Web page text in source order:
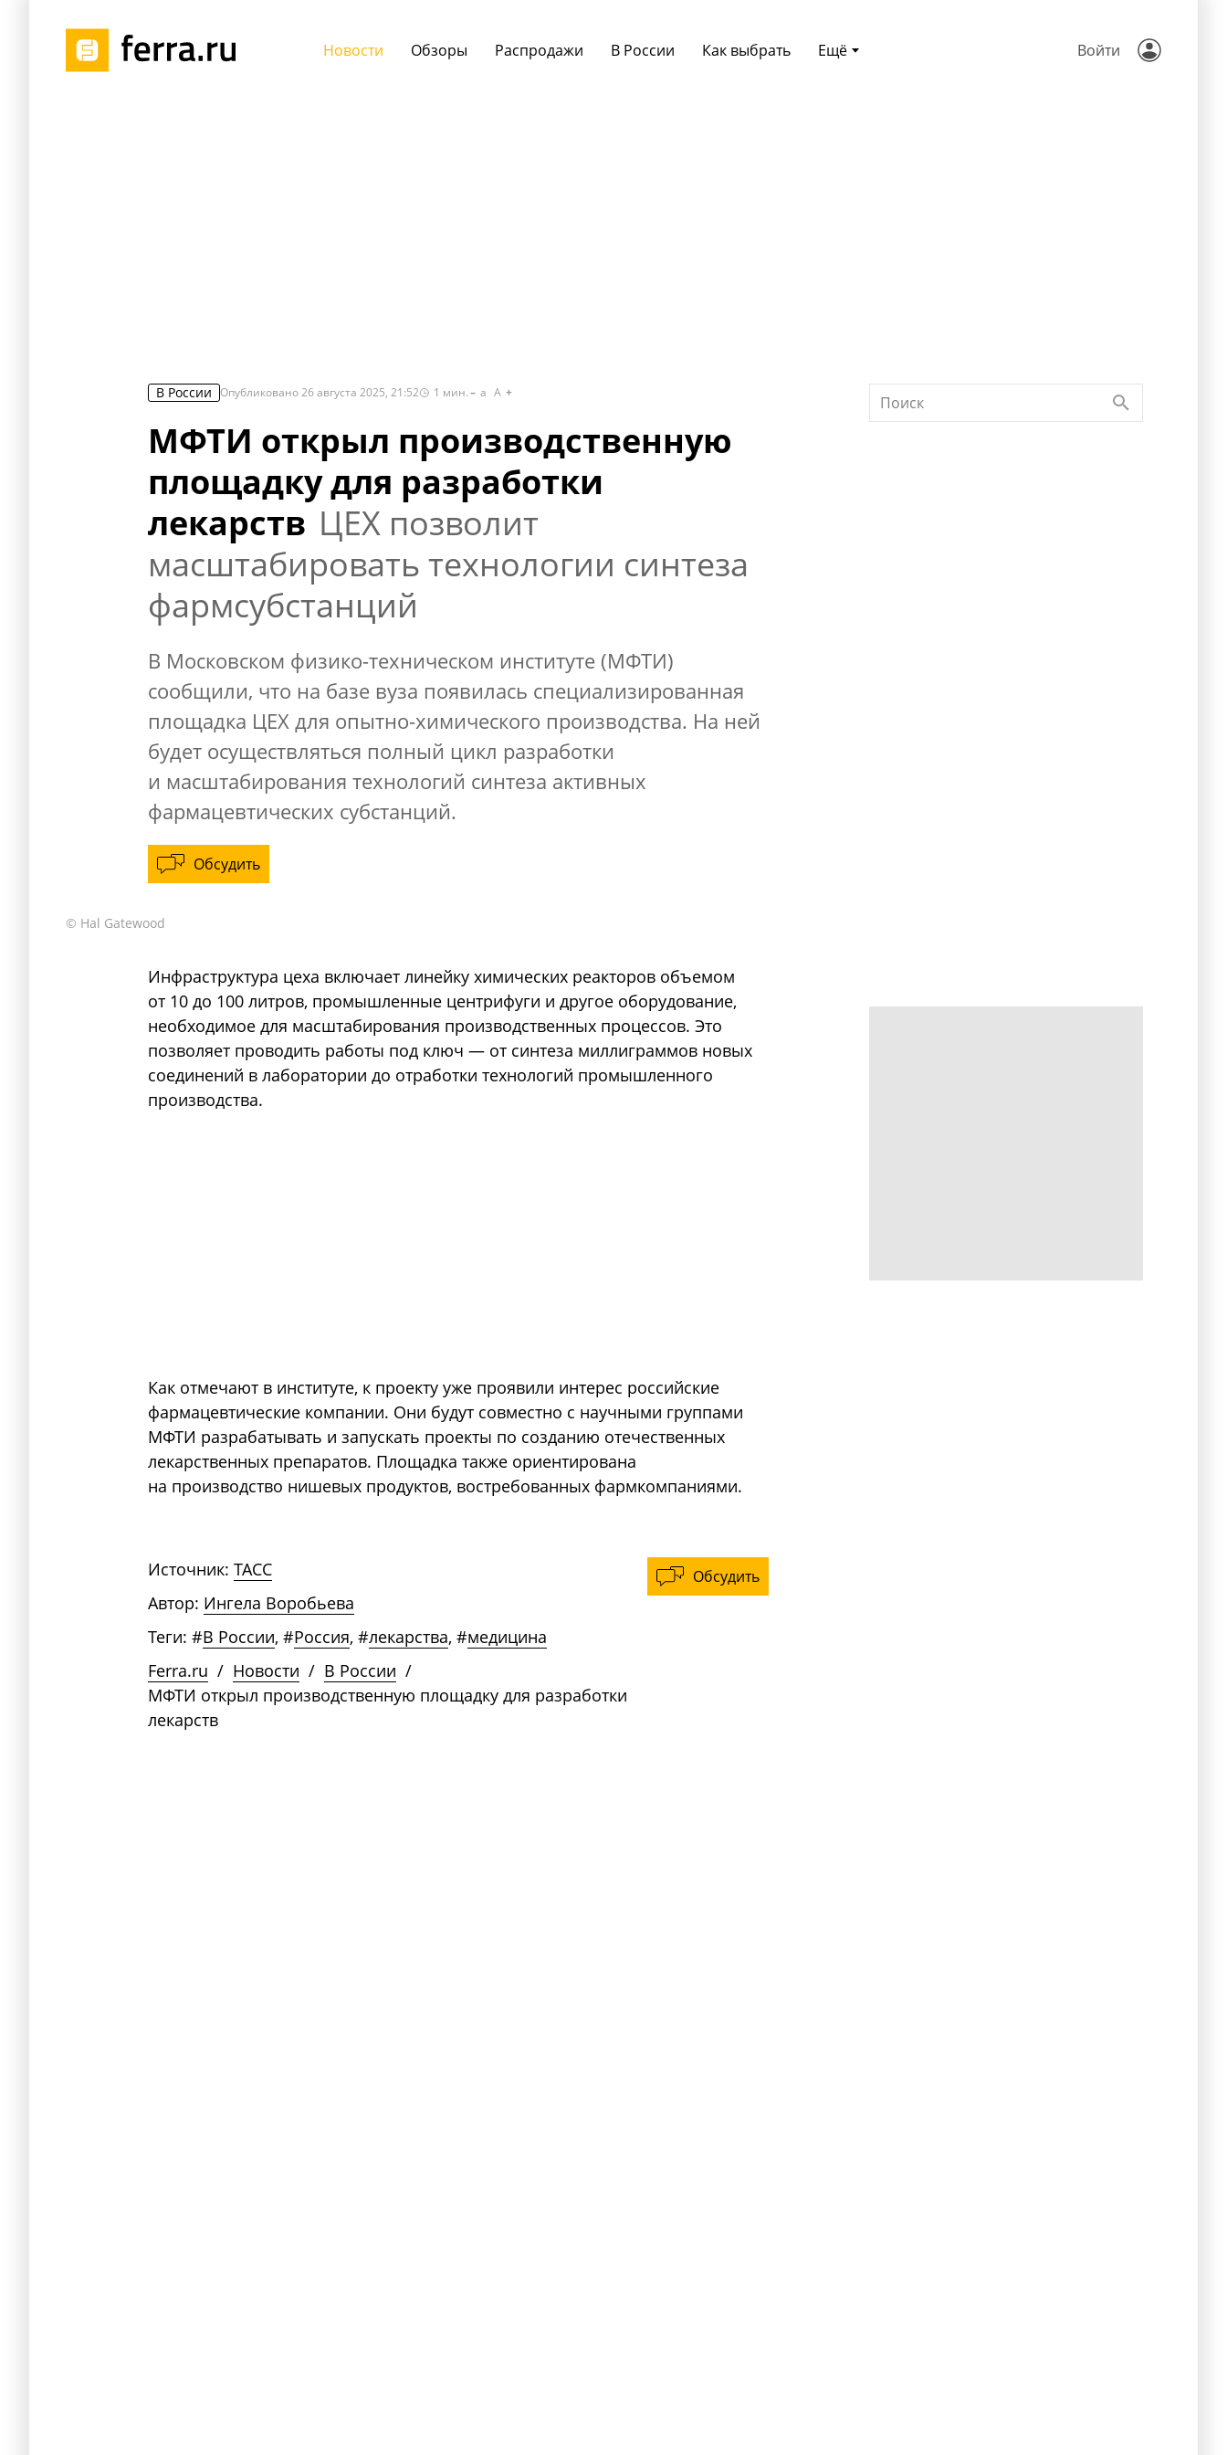
Ещё
Новости Обзоры Распродажи В России Как выбрать Войти
В России Опубликовано26 августа 2025, 21:52 1 мин. a A
МФТИ открыл производственную
площадку для разработки
лекарств ЦЕХ позволит
масштабировать технологии синтеза
фармсубстанций
В Московском физико-техническом институте (МФТИ)
сообщили, что на базе вуза появилась специализированная
площадка ЦЕХ для опытно-химического производства. На ней
будет осуществляться полный цикл разработки
и масштабирования технологий синтеза активных
фармацевтических субстанций.
Обсудить
© Hal Gatewood
Инфраструктура цеха включает линейку химических реакторов объемом
от 10 до 100 литров, промышленные центрифуги и другое оборудование,
необходимое для масштабирования производственных процессов. Это
позволяет проводить работы под ключ — от синтеза миллиграммов новых
соединений в лаборатории до отработки технологий промышленного
производства.
Как отмечают в институте, к проекту уже проявили интерес российские
фармацевтические компании. Они будут совместно с научными группами
МФТИ разрабатывать и запускать проекты по созданию отечественных
лекарственных препаратов. Площадка также ориентирована
на производство нишевых продуктов, востребованных фармкомпаниями.
Обсудить
Источник: ТАСС
Автор: Ингела Воробьева
Теги: #В России, #Россия, #лекарства, #медицина
Ferra.ru / Новости / В России /
МФТИ открыл производственную площадку для разработки
лекарств